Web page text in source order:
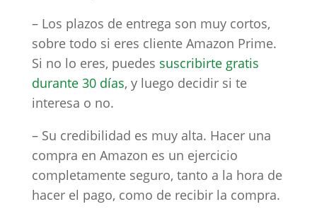
– Los plazos de entrega son muy cortos,
sobre todo si eres cliente Amazon Prime.
Si no lo eres, puedes suscribirte gratis
durante 30 días, y luego decidir si te
interesa o no.
– Su credibilidad es muy alta. Hacer una
compra en Amazon es un ejercicio
completamente seguro, tanto a la hora de
hacer el pago, como de recibir la compra.